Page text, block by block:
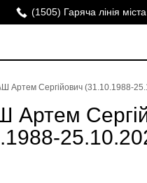
(1505) Гаряча лінія міста
Артем Сергійович (31.10.1988-
Артем